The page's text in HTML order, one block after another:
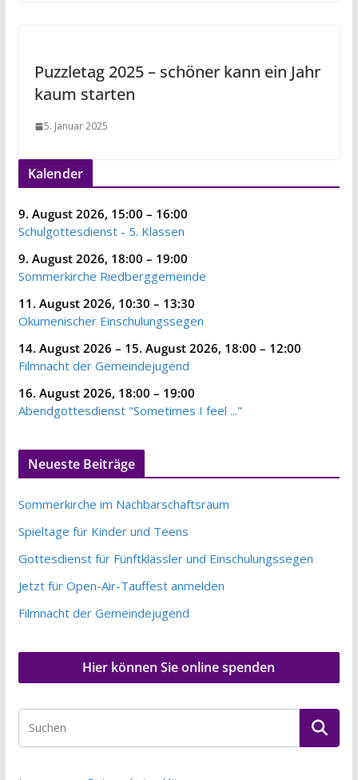
Puzzletag 2025 – schöner kann ein Jahr
kaum starten
5. Januar 2025
Kalender
9. August 2026, 15:00 – 16:00
Schulgottesdienst - 5. Klassen
9. August 2026, 18:00 – 19:00
Sommerkirche Riedberggemeinde
11. August 2026, 10:30 – 13:30
Ökumenischer Einschulungssegen
14. August 2026 – 15. August 2026, 18:00 – 12:00
Filmnacht der Gemeindejugend
16. August 2026, 18:00 – 19:00
Abendgottesdienst "Sometimes I feel ..."
Neueste Beiträge
Sommerkirche im Nachbarschaftsraum
Spieltage für Kinder und Teens
Gottesdienst für Fünftklässler und Einschulungssegen
Jetzt für Open-Air-Tauffest anmelden
Filmnacht der Gemeindejugend
Hier können Sie online spenden